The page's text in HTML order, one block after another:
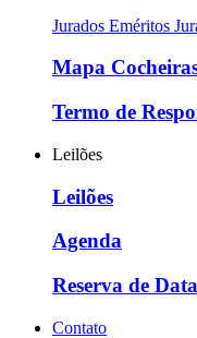
Jurados Eméritos
Mapa
Termo de
Leilões
Leilões
Agenda
Reserva de
Contato